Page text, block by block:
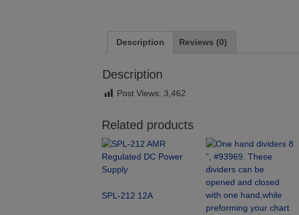
Description Reviews (0)
Description
Post Views: 3,462
Related products
SPL-212 12A